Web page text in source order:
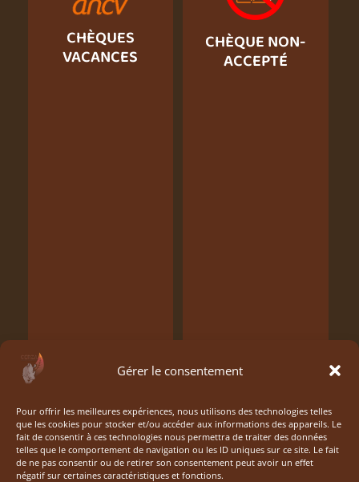
Gérer le consentement
Pour offrir les meilleures expériences, nous utilisons des technologies telles
que les cookies pour stocker et/ou accéder aux informations des appareils. Le
fait de consentir à ces technologies nous permettra de traiter des données
telles que le comportement de navigation ou les ID uniques sur ce site. Le fait
de ne pas consentir ou de retirer son consentement peut avoir un effet
négatif sur certaines caractéristiques et fonctions.
CHÈQUES
VACANCES
CHÈQUE NON-
ACCEPTÉ